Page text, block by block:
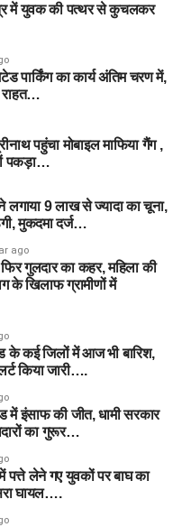
में युवक की पत्थर से कुचलकर
पार्किंग का कार्य अंतिम चरण में,
राहत…
पहुंचा मोबाइल माफिया गैंग ,
पकड़ा…
लगाया 9 लाख से ज्यादा का चूना,
मुकदमा दर्ज…
ago
गुलदार का कहर, महिला की
के खिलाफ ग्रामीणों में
के कई जिलों में आज भी बारिश,
किया जारी….
में इंसाफ की जीत, धामी सरकार
का गुरूर…
लेने गए युवकों पर बाघ का
घायल….